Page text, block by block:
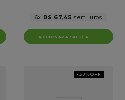
6 R$ 67,45
-30%OFF